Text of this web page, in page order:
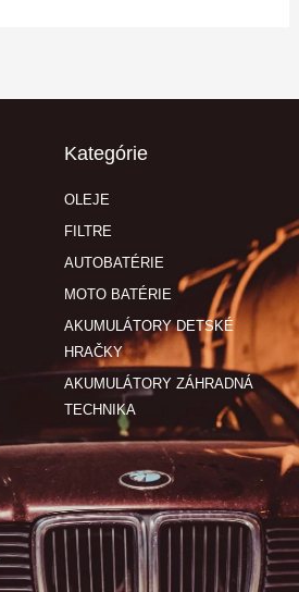
Kategórie
OLEJE
FILTRE
AUTOBATÉRIE
MOTO BATÉRIE
AKUMULÁTORY DETSKÉ
HRAČKY
AKUMULÁTORY ZÁHRADNÁ
TECHNIKA